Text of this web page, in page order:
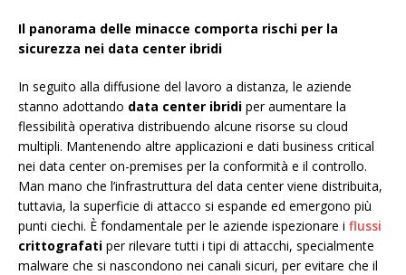
Il panorama delle minacce comporta rischi per la
sicurezza nei data center ibridi
In seguito alla diffusione del lavoro a distanza, le aziende
stanno adottando data center ibridi per aumentare la
flessibilità operativa distribuendo alcune risorse su cloud
multipli. Mantenendo altre applicazioni e dati business critical
nei data center on-premises per la conformità e il controllo.
Man mano che l’infrastruttura del data center viene distribuita,
tuttavia, la superficie di attacco si espande ed emergono più
punti ciechi. È fondamentale per le aziende ispezionare i flussi
crittografati per rilevare tutti i tipi di attacchi, specialmente
malware che si nascondono nei canali sicuri, per evitare che il